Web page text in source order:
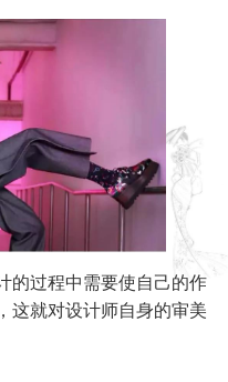
的过程中需要使自己的作
这就对设计师自身的审美